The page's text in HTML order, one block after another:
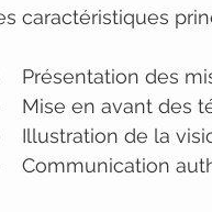
caractéristiques
Présentation des
Mise en avant des
Illustration de la
Communication